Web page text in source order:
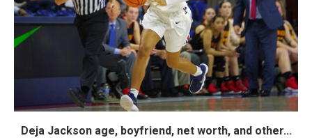
Deja Jackson age, boyfriend, net worth, and other...